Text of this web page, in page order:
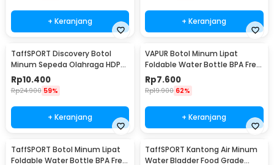
+ Keranjang + Keranjang
TaffSPORT Discovery Botol
Minum Sepeda Olahraga HDPE
Dust Cover 650ml - 3026
Rp10.400
Rp24.900 59%
+ Keranjang
VAPUR Botol Minum Lipat
Foldable Water Bottle BPA Free
Karabiner 500ml - V5
Rp7.600
Rp19.900 62%
+ Keranjang
TaffSPORT Botol Minum Lipat
Foldable Water Bottle BPA Free
TaffSPORT Kantong Air Minum
Water Bladder Food Grade